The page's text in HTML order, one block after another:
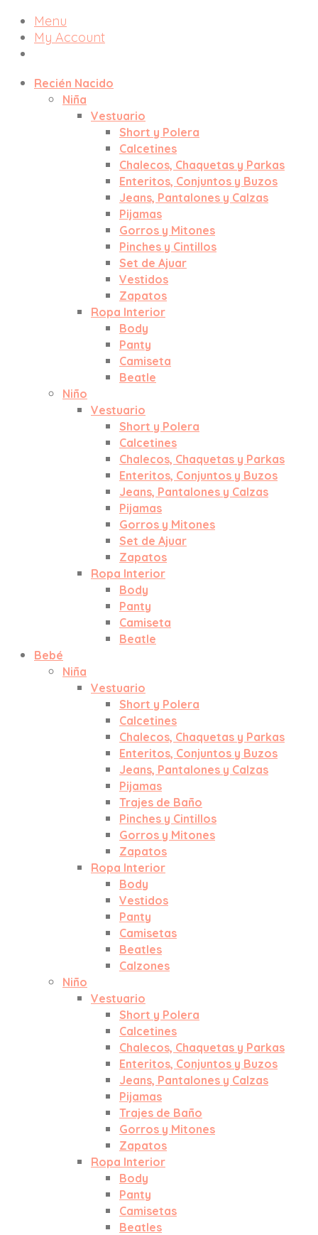
Menu
My Account
Recién Nacido
Niña
Vestuario
Short y Polera
Calcetines
Chalecos, Chaquetas y Parkas
Enteritos, Conjuntos y Buzos
Jeans, Pantalones y Calzas
Pijamas
Gorros y Mitones
Pinches y Cintillos
Set de Ajuar
Vestidos
Zapatos
Ropa Interior
Body
Panty
Camiseta
Beatle
Niño
Vestuario
Short y Polera
Calcetines
Chalecos, Chaquetas y Parkas
Enteritos, Conjuntos y Buzos
Jeans, Pantalones y Calzas
Pijamas
Gorros y Mitones
Set de Ajuar
Zapatos
Ropa Interior
Body
Panty
Camiseta
Beatle
Bebé
Niña
Vestuario
Short y Polera
Calcetines
Chalecos, Chaquetas y Parkas
Enteritos, Conjuntos y Buzos
Jeans, Pantalones y Calzas
Pijamas
Trajes de Baño
Pinches y Cintillos
Gorros y Mitones
Zapatos
Ropa Interior
Body
Vestidos
Panty
Camisetas
Beatles
Calzones
Niño
Vestuario
Short y Polera
Calcetines
Chalecos, Chaquetas y Parkas
Enteritos, Conjuntos y Buzos
Jeans, Pantalones y Calzas
Pijamas
Trajes de Baño
Gorros y Mitones
Zapatos
Ropa Interior
Body
Panty
Camisetas
Beatles